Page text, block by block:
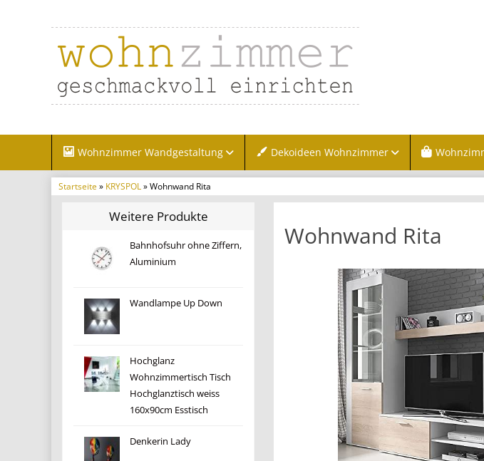
Wohnzimmer Wandgestaltung Dekoideen Wohnzimmer
Startseite» KRYSPOL » Wohnwand Rita
Weitere Produkte
Bahnhofsuhr ohne Ziffern,
Aluminium
Wandlampe Up Down
Hochglanz
Wohnzimmertisch Tisch
Hochglanztisch weiss
160x90cm Esstisch
Denkerin Lady
Wohnwand Rita